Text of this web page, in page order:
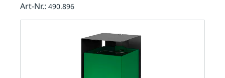
Art-Nr.: 490.896